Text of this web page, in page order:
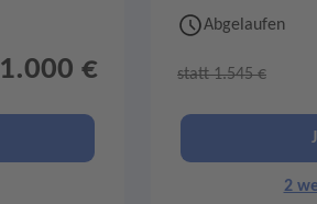
1.000 €
Abgelaufen
statt 1.545 €
2